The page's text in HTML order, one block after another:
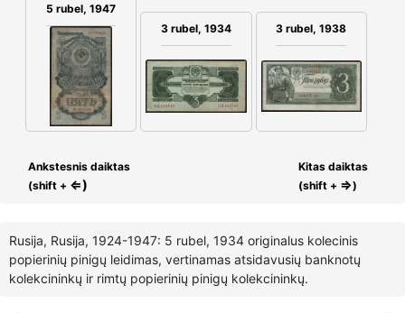
5 rubel, 1947
3 rubel, 1934
3 rubel, 1938
Ankstesnis daiktas
(shift + ⇐)
Kitas daiktas
(shift + ⇒)
Rusija, Rusija, 1924-1947: 5 rubel, 1934 originalus kolecinis
popierinių pinigų leidimas, vertinamas atsidavusių banknotų
kolekcininkų ir rimtų popierinių pinigų kolekcininkų.